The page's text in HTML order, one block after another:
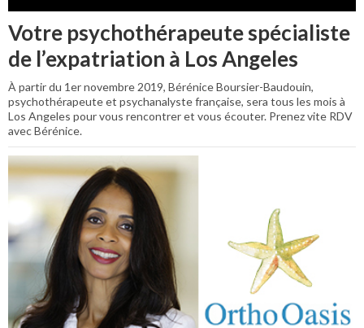
Votre psychothérapeute spécialiste
de l’expatriation à Los Angeles
À partir du 1er novembre 2019, Bérénice Boursier-Baudouin,
psychothérapeute et psychanalyste française, sera tous les mois à
Los Angeles pour vous rencontrer et vous écouter. Prenez vite RDV
avec Bérénice.